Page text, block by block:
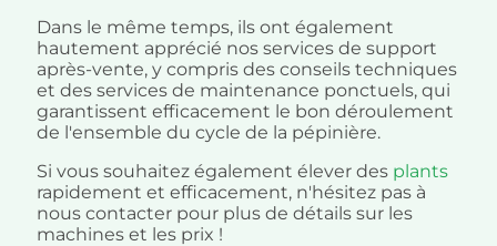
Dans le même temps, ils ont également
hautement apprécié nos services de support
après-vente, y compris des conseils techniques
et des services de maintenance ponctuels, qui
garantissent efficacement le bon déroulement
de l'ensemble du cycle de la pépinière.
Si vous souhaitez également élever des plants
rapidement et efficacement, n'hésitez pas à
nous contacter pour plus de détails sur les
machines et les prix !